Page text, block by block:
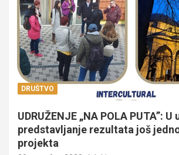
DRUŠTVO
UDRUŽENJE „NA POLA PUTA”:
predstavljanje rezultata još
projekta